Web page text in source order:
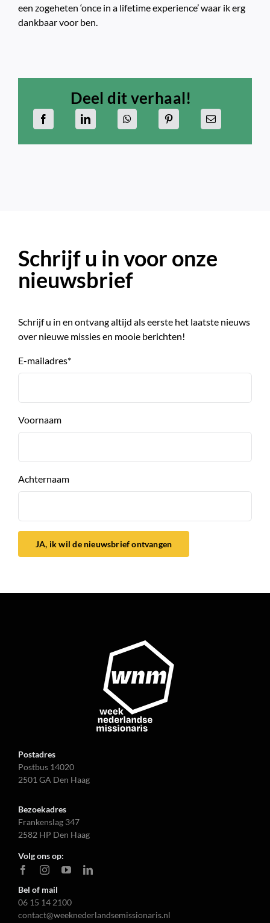
een zogeheten ‘once in a lifetime experience’ waar ik erg
dankbaar voor ben.
Deel dit verhaal!
Schrijf u in voor onze
nieuwsbrief
Schrijf u in en ontvang altijd als eerste het laatste nieuws
over nieuwe missies en mooie berichten!
E-mailadres*
Voornaam
Achternaam
JA, ik wil de nieuwsbrief ontvangen
Postadres
Postbus 14020
2501 GA Den Haag
Bezoekadres
Frankenslag 347
2582 HP Den Haag
Volg ons op:
Bel of mail
06 15 14 2100
contact@weeknederlandsemissionaris.nl